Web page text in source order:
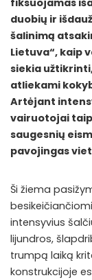
duobių ir
šalinimą
Lietuva“, kaip
siekia
atliekami
Artėjant
vairuotojai
saugesnių
pavojingas
Ši žiema
intensyvius
lijundros,
trumpą laiką
konstrukcijoje